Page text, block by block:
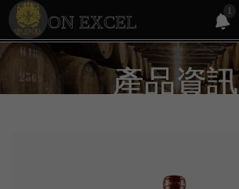
ON EXCEL
1
產品資訊